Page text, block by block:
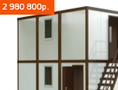
2 980 800р.